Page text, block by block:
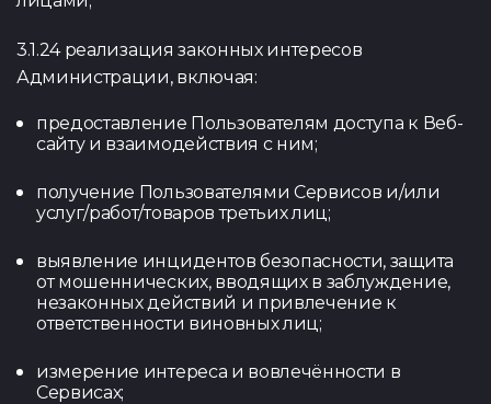
3.1.24 реализация законных интересов
Администрации, включая:
предоставление Пользователям доступа к Веб-
сайту и взаимодействия с ним;
получение Пользователями Сервисов и/или
услуг/работ/товаров третьих лиц;
выявление инцидентов безопасности, защита
от мошеннических, вводящих в заблуждение,
незаконных действий и привлечение к
ответственности виновных лиц;
измерение интереса и вовлечённости в
Сервисах;